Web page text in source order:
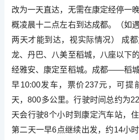
改为一天直达，无需在康定经停一
概凌晨十二点左右到达成都。（如
两天才能到达，视实际情况） 成
龙、丹巴、八美至稻城，八座以下
经雅安、康定至稻城。成都――稻
早10:00发车，票价237元，可提
天，800多公里。行驶时间总约为
天会行驶8个小时到康定汽车站，
第二天一早6点继续出发，约14小